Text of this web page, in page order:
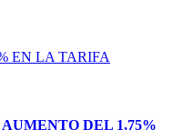
DEL 1,75%